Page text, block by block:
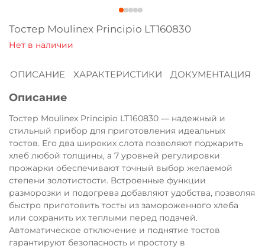
Тостер Moulinex Principio LT160830
ОПИСАНИЕ ХАРАКТЕРИСТИКИ ДОКУМЕНТАЦИЯ
Описание
Тостер Moulinex Principio LT160830 — надежный и
стильный прибор для приготовления идеальных
тостов. Его два широких слота позволяют поджарить
хлеб любой толщины, а 7 уровней регулировки
прожарки обеспечивают точный выбор желаемой
степени золотистости. Встроенные функции
разморозки и подогрева добавляют удобства, позволяя
быстро приготовить тосты из замороженного хлеба
или сохранить их теплыми перед подачей.
Автоматическое отключение и поднятие тостов
гарантируют безопасность и простоту в
Оплачивайте сегодня только25% картой
Получайте товар
Оставшиеся75% будут
списыватьсяс вашей карты
по25%каждые 2 недели
Подробнее
об оплате Плайтом